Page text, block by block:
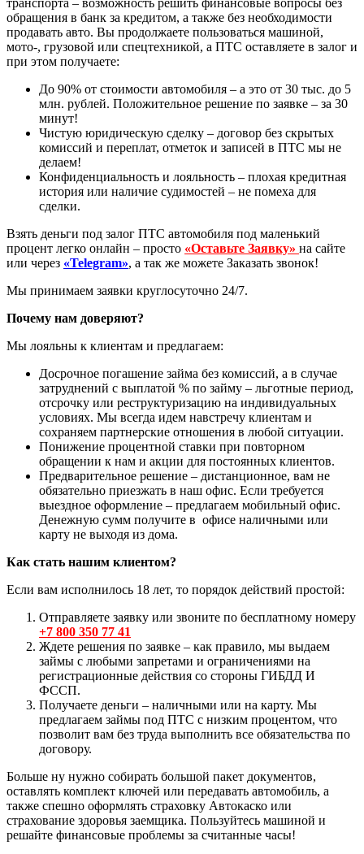
обращения в банк за кредитом, а также без необходимости
продавать авто. Вы продолжаете пользоваться машиной,
мото-, грузовой или спецтехникой, а ПТС оставляете в залог и
при этом получаете:
До 90% от стоимости автомобиля – а это от 30 тыс. до 5
млн. рублей. Положительное решение по заявке – за 30
минут!
Чистую юридическую сделку – договор без скрытых
комиссий и переплат, отметок и записей в ПТС мы не
делаем!
Конфиденциальность и лояльность – плохая кредитная
история или наличие судимостей – не помеха для
сделки.
Взять деньги под залог ПТС автомобиля под маленький
процент легко онлайн – просто «Оставьте Заявку» на сайте
или через «Telegram», а так же можете Заказать звонок!
Мы принимаем заявки круглосуточно 24/7.
Почему нам доверяют?
Мы лояльны к клиентам и предлагаем:
Досрочное погашение займа без комиссий, а в случае
затруднений с выплатой % по займу – льготные период,
отсрочку или реструктуризацию на индивидуальных
условиях. Мы всегда идем навстречу клиентам и
сохраняем партнерские отношения в любой ситуации.
Понижение процентной ставки при повторном
обращении к нам и акции для постоянных клиентов.
Предварительное решение – дистанционное, вам не
обязательно приезжать в наш офис. Если требуется
выездное оформление – предлагаем мобильный офис.
Денежную сумм получите в офисе наличными или
карту не выходя из дома.
Как стать нашим клиентом?
Если вам исполнилось 18 лет, то порядок действий простой:
Отправляете заявку или звоните по бесплатному номеру
+7 800 350 77 41
Ждете решения по заявке – как правило, мы выдаем
займы с любыми запретами и ограничениями на
регистрационные действия со стороны ГИБДД И
ФССП.
Получаете деньги – наличными или на карту. Мы
предлагаем займы под ПТС с низким процентом, что
позволит вам без труда выполнить все обязательства по
договору.
Больше ну нужно собирать большой пакет документов,
оставлять комплект ключей или передавать автомобиль, а
также спешно оформлять страховку Автокаско или
страхование здоровья заемщика. Пользуйтесь машиной и
решайте финансовые проблемы за считанные часы!